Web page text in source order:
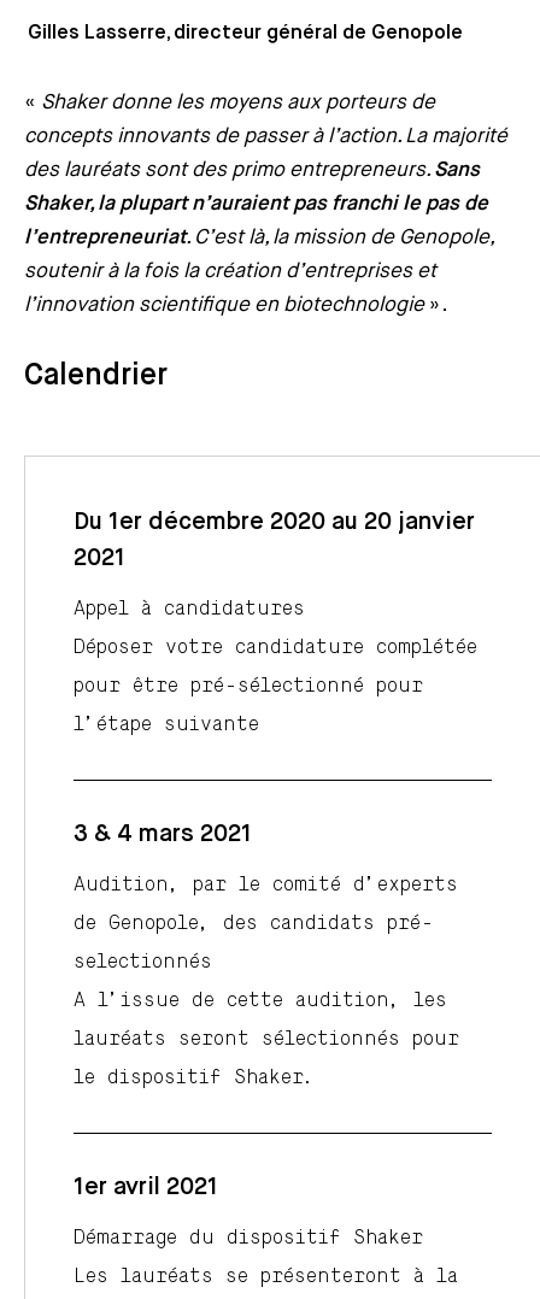
Gilles Lasserre, directeur général de Genopole
« Shaker donne les moyens aux porteurs de
concepts innovants de passer à l’action. La majorité
des lauréats sont des primo entrepreneurs. Sans
Shaker, la plupart n’auraient pas franchi le pas de
l’entrepreneuriat. C’est là, la mission de Genopole,
soutenir à la fois la création d’entreprises et
l’innovation scientifique en biotechnologie».
Calendrier
Du 1er décembre 2020 au 20 janvier
2021
Appel à candidatures
Déposer votre candidature complétée
pour être pré-sélectionné pour
l’étape suivante
3 & 4 mars 2021
Audition, par le comité d’experts
de Genopole, des candidats pré-
selectionnés
A l’issue de cette audition, les
lauréats seront sélectionnés pour
le dispositif Shaker.
1er avril 2021
Démarrage du dispositif Shaker
Les lauréats se présenteront à la